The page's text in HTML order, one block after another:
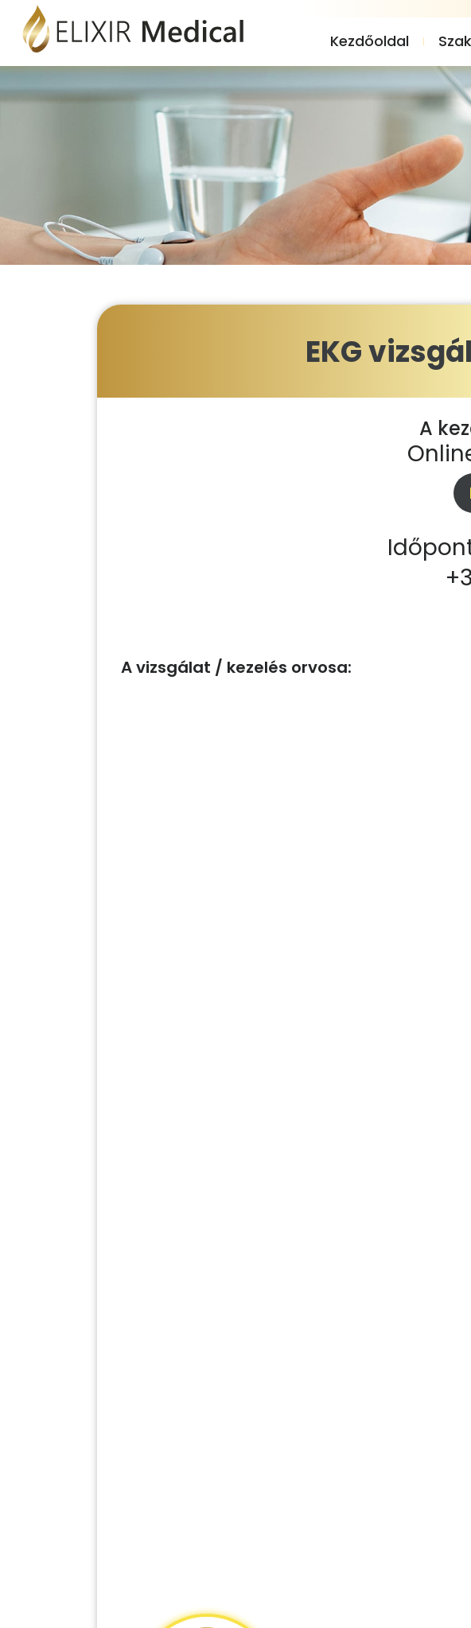
Kezdőoldal
EKG
A
A vizsgálat / kezelés orvosa: